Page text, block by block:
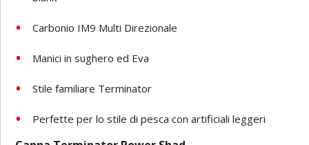
Carbonio IM9 Multi Direzionale
Manici in sughero ed Eva
Stile familiare Terminator
Perfette per lo stile di pesca con artificiali leggeri